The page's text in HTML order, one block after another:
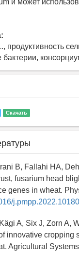
продуктивность
Скачать
B, Fallahi HA,
fusarium head
genes in wheat.
A, Six J, Zorn A,
innovative cropping
Agricultural